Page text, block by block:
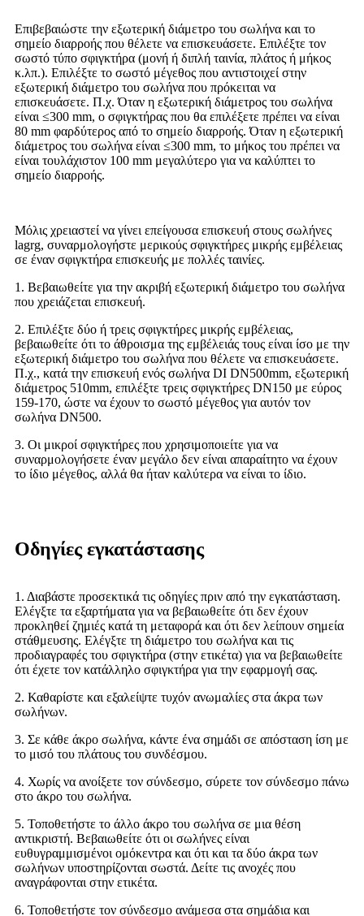
Επιβεβαιώστε την εξωτερική διάμετρο του σωλήνα και το
σημείο διαρροής που θέλετε να επισκευάσετε. Επιλέξτε τον
σωστό τύπο σφιγκτήρα (μονή ή διπλή ταινία, πλάτος ή μήκος
κ.λπ.). Επιλέξτε το σωστό μέγεθος που αντιστοιχεί στην
εξωτερική διάμετρο του σωλήνα που πρόκειται να
επισκευάσετε. Π.χ. Όταν η εξωτερική διάμετρος του σωλήνα
είναι ≤300 mm, ο σφιγκτήρας που θα επιλέξετε πρέπει να είναι
80 mm φαρδύτερος από το σημείο διαρροής. Όταν η εξωτερική
διάμετρος του σωλήνα είναι ≤300 mm, το μήκος του πρέπει να
είναι τουλάχιστον 100 mm μεγαλύτερο για να καλύπτει το
σημείο διαρροής.
Μόλις χρειαστεί να γίνει επείγουσα επισκευή στους σωλήνες
lagrg, συναρμολογήστε μερικούς σφιγκτήρες μικρής εμβέλειας
σε έναν σφιγκτήρα επισκευής με πολλές ταινίες.
1. Βεβαιωθείτε για την ακριβή εξωτερική διάμετρο του σωλήνα
που χρειάζεται επισκευή.
2. Επιλέξτε δύο ή τρεις σφιγκτήρες μικρής εμβέλειας,
βεβαιωθείτε ότι το άθροισμα της εμβέλειάς τους είναι ίσο με την
εξωτερική διάμετρο του σωλήνα που θέλετε να επισκευάσετε.
Π.χ., κατά την επισκευή ενός σωλήνα DI DN500mm, εξωτερική
διάμετρος 510mm, επιλέξτε τρεις σφιγκτήρες DN150 με εύρος
159-170, ώστε να έχουν το σωστό μέγεθος για αυτόν τον
σωλήνα DN500.
3. Οι μικροί σφιγκτήρες που χρησιμοποιείτε για να
συναρμολογήσετε έναν μεγάλο δεν είναι απαραίτητο να έχουν
το ίδιο μέγεθος, αλλά θα ήταν καλύτερα να είναι το ίδιο.
Οδηγίες εγκατάστασης
1. Διαβάστε προσεκτικά τις οδηγίες πριν από την εγκατάσταση.
Ελέγξτε τα εξαρτήματα για να βεβαιωθείτε ότι δεν έχουν
προκληθεί ζημιές κατά τη μεταφορά και ότι δεν λείπουν σημεία
στάθμευσης. Ελέγξτε τη διάμετρο του σωλήνα και τις
προδιαγραφές του σφιγκτήρα (στην ετικέτα) για να βεβαιωθείτε
ότι έχετε τον κατάλληλο σφιγκτήρα για την εφαρμογή σας.
2. Καθαρίστε και εξαλείψτε τυχόν ανωμαλίες στα άκρα των
σωλήνων.
3. Σε κάθε άκρο σωλήνα, κάντε ένα σημάδι σε απόσταση ίση με
το μισό του πλάτους του συνδέσμου.
4. Χωρίς να ανοίξετε τον σύνδεσμο, σύρετε τον σύνδεσμο πάνω
στο άκρο του σωλήνα.
5. Τοποθετήστε το άλλο άκρο του σωλήνα σε μια θέση
αντικριστή. Βεβαιωθείτε ότι οι σωλήνες είναι
ευθυγραμμισμένοι ομόκεντρα και ότι και τα δύο άκρα των
σωλήνων υποστηρίζονται σωστά. Δείτε τις ανοχές που
αναγράφονται στην ετικέτα.
6. Τοποθετήστε τον σύνδεσμο ανάμεσα στα σημάδια και